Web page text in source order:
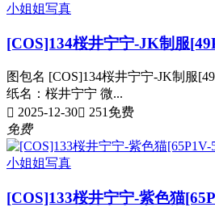
小姐姐写真
[COS]134桜井宁宁-JK制服
图包名 [COS]134桜井宁宁-JK制服
纸名：桜井宁宁 微...
2025-12-30
251 免费
免费
小姐姐写真
[COS]133桜井宁宁-紫色猫